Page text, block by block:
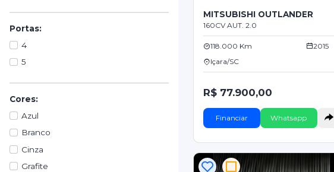
Portas:
4
5
Cores:
Azul
Branco
Cinza
Grafite
MITSUBISHI OUTLANDER
160CV AUT. 2.0
118.000 Km
2015
Içara/SC
R$ 77.900,00
Financiar Whatsapp